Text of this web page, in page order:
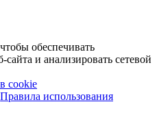
обеспечивать
и анализировать сетевой
cookie
Правила использования